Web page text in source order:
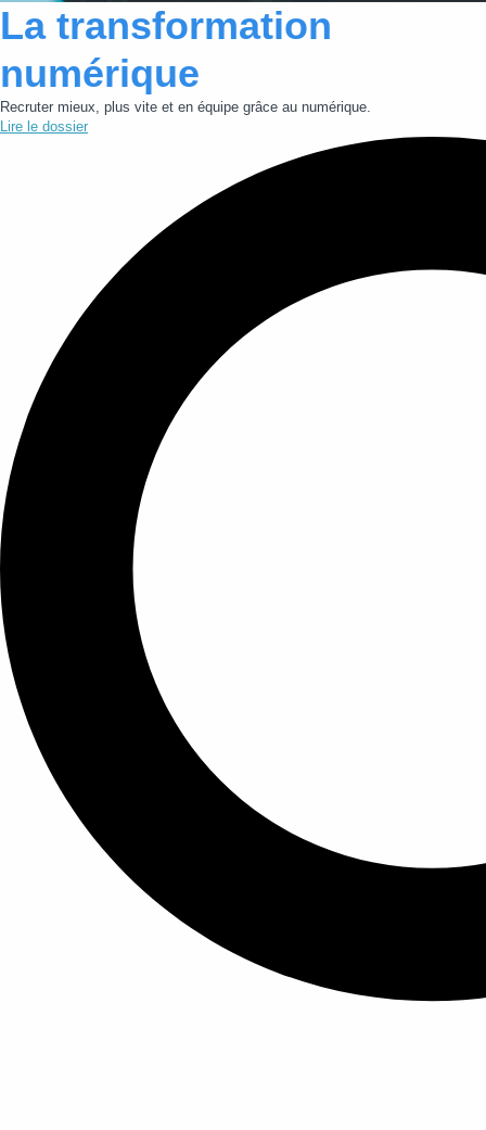
La transformation
numérique
Recruter mieux, plus vite et en équipe grâce au numérique.
Lire le dossier